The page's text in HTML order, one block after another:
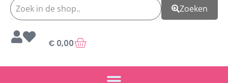
Zoeken
€ 0,00